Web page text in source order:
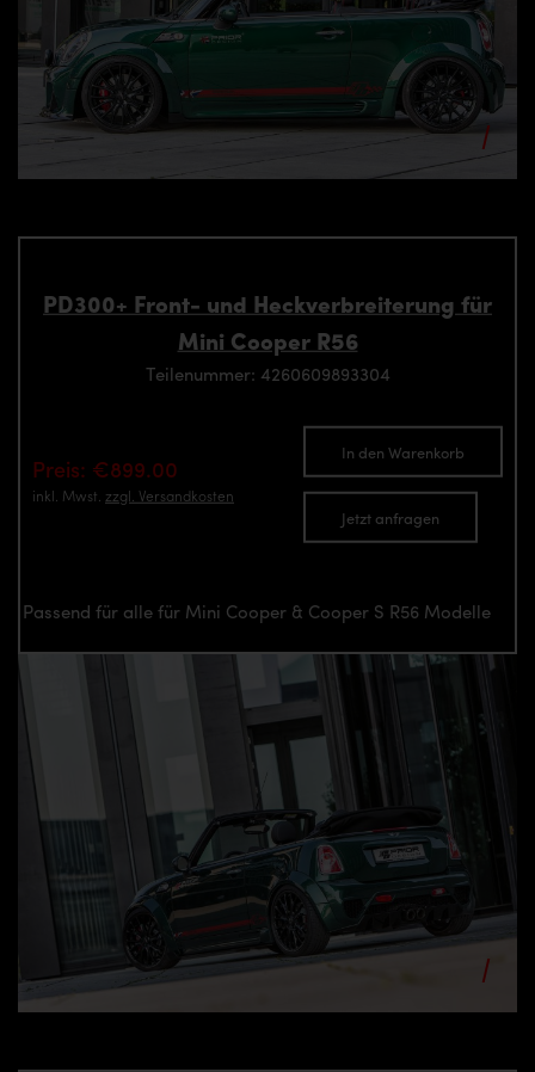
PD300+ Front- und Heckverbreiterung für
Mini Cooper R56
Teilenummer: 4260609893304
Preis: €899.00
inkl. Mwst. zzgl. Versandkosten
In den Warenkorb
Jetzt anfragen
Passend für alle für Mini Cooper & Cooper S R56 Modelle